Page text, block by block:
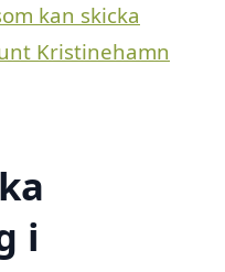
kan skicka
Kristinehamn
i